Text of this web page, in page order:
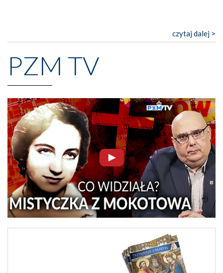
czytaj dalej >
PZM TV